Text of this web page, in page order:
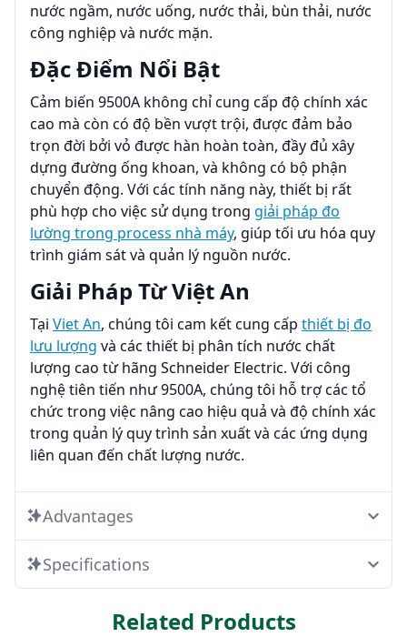
nước ngầm, nước uống, nước thải, bùn thải, nước
công nghiệp và nước mặn.
Đặc Điểm Nổi Bật
Cảm biến 9500A không chỉ cung cấp độ chính xác
cao mà còn có độ bền vượt trội, được đảm bảo
trọn đời bởi vỏ được hàn hoàn toàn, đầy đủ xây
dựng đường ống khoan, và không có bộ phận
chuyển động. Với các tính năng này, thiết bị rất
phù hợp cho việc sử dụng trong giải pháp đo
lường trong process nhà máy, giúp tối ưu hóa quy
trình giám sát và quản lý nguồn nước.
Giải Pháp Từ Việt An
Tại Viet An, chúng tôi cam kết cung cấp thiết bị đo
lưu lượng và các thiết bị phân tích nước chất
lượng cao từ hãng Schneider Electric. Với công
nghệ tiên tiến như 9500A, chúng tôi hỗ trợ các tổ
chức trong việc nâng cao hiệu quả và độ chính xác
trong quản lý quy trình sản xuất và các ứng dụng
liên quan đến chất lượng nước.
Advantages
Specifications
Related Products